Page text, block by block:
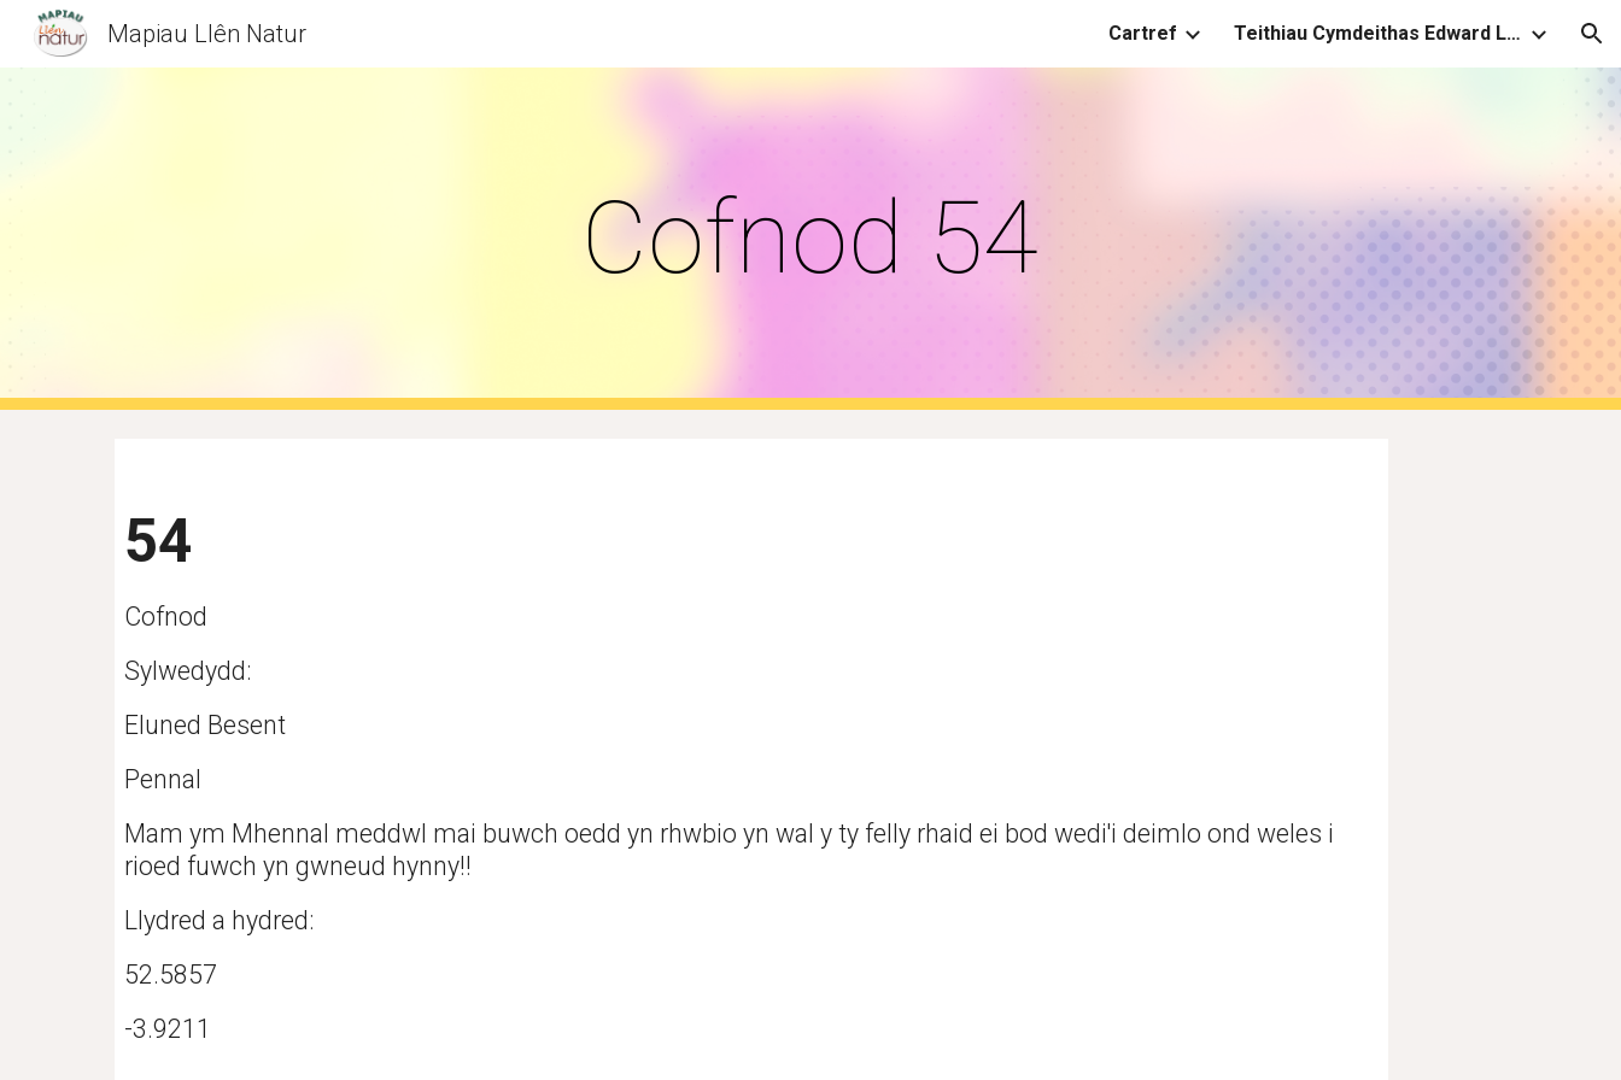
Mapiau Llên Natur Cartref Teithiau Cymdeithas Edward Llwyd
Cofnod 54
54
Cofnod
Sylwedydd:
Eluned Besent
Pennal
Mam ym Mhennal meddwl mai buwch oedd yn rhwbio yn wal y ty felly rhaid ei bod wedi'i deimlo ond weles i
rioed fuwch yn gwneud hynny!!
Llydred a hydred:
52.5857
-3.9211